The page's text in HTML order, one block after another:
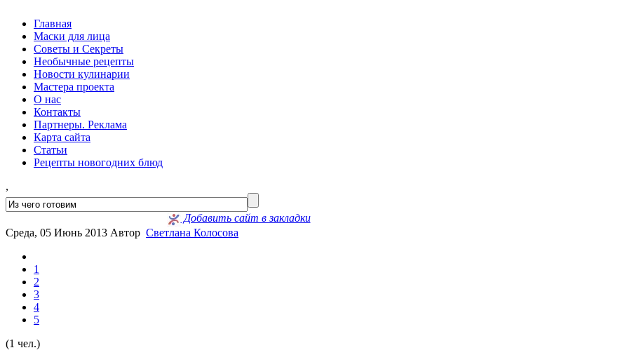
Главная
Маски для лица
Советы и Секреты
Необычные рецепты
Новости кулинарии
Мастера проекта
О нас
Контакты
Партнеры. Реклама
Карта сайта
Статьи
Рецепты новогодних блюд
,
Добавить сайт в закладки
Среда, 05 Июнь 2013 Автор Светлана Колосова
1
2
3
4
5
(1 чел.)